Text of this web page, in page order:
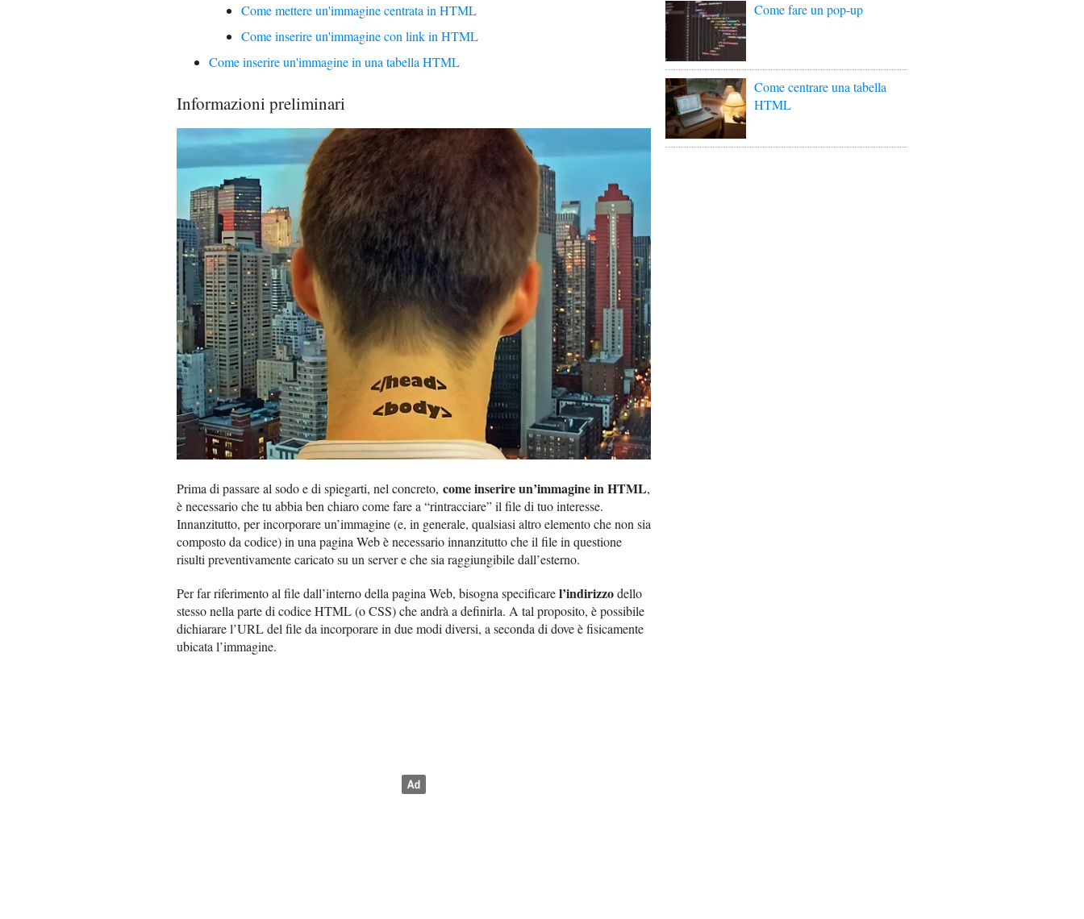
Come mettere un'immagine centrata in HTML
Come inserire un'immagine con link in HTML
Come inserire un'immagine in una tabella HTML
Informazioni preliminari
Prima di passare al sodo e di spiegarti, nel concreto, come inserire un’immagine in HTML,
è necessario che tu abbia ben chiaro come fare a “rintracciare” il file di tuo interesse.
Innanzitutto, per incorporare un’immagine (e, in generale, qualsiasi altro elemento che non sia
composto da codice) in una pagina Web è necessario innanzitutto che il file in questione
risulti preventivamente caricato su un server e che sia raggiungibile dall’esterno.
Per far riferimento al file dall’interno della pagina Web, bisogna specificarel’indirizzodello
stesso nella parte di codice HTML (o CSS) che andrà a definirla. A tal proposito, è possibile
dichiarare l’URL del file da incorporare in due modi diversi, a seconda di dove è fisicamente
ubicata l’immagine.
Come fare un pop-up
Come centrare una tabella
HTML